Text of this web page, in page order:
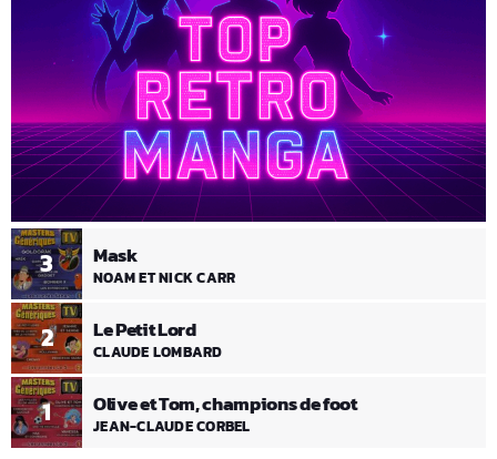
1 Olive et Tom, champions de foot
JEAN-CLAUDE CORBEL
2 Le Petit Lord
CLAUDE LOMBARD
3 Mask
NOAM ET NICK CARR